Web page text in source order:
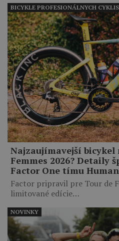
Najzaujímavejší bicykel
Femmes 2026? Detaily
Factor One tímu
Factor pripravil pre Tour de
limitované edície…
BICYKLE PROFESIONÁLNYCH
NOVINKY